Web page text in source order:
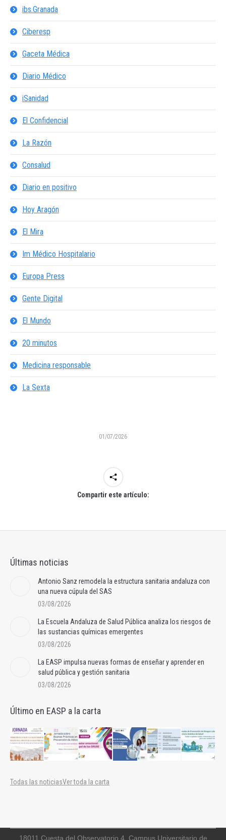
ibs.Granada
Ciberesp
Gaceta Médica
Diario Médico
iSanidad
El Confidencial
La Razón
Consalud
Diario en positivo
Hoy Aragón
El Mira
Im Médico Hospitalario
Europa Press
Gente Digital
El Mundo
20 minutos
Medicina responsable
La Sexta
01/07/2026
Compartir este artículo:
Últimas noticias
Antonio Sanz remodela la estructura sanitaria andaluza con
una nueva cúpula del SAS
03/08/2026
La Escuela Andaluza de Salud Pública analiza los riesgos de
las sustancias químicas emergentes
03/08/2026
La EASP impulsa nuevas formas de enseñar y aprender en
salud pública y gestión sanitaria
03/08/2026
Último en EASP a la carta
Todas las noticiasVer toda la carta
18011 Cuesta del Observatorio 4, Campus Universitario de